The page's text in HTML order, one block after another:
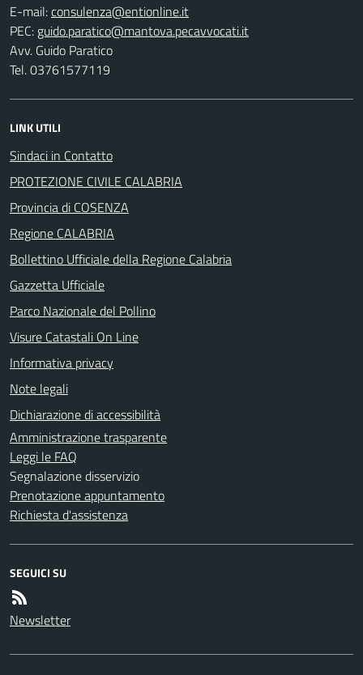
E-mail:
PEC:
Avv. Guido Paratico
Tel. 03761577119
LINK UTILI
Sindaci in Contatto
PROTEZIONE CIVILE CALABRIA
Provincia di COSENZA
Regione CALABRIA
Bollettino Ufficiale della Regione Calabria
Gazzetta Ufficiale
Parco Nazionale del Pollino
Visure Catastali On Line
Informativa privacy
Note legali
Dichiarazione di accessibilità
Amministrazione trasparente
Leggi le FAQ
Segnalazione disservizio
Prenotazione appuntamento
Richiesta d'assistenza
SEGUICI SU
Newsletter